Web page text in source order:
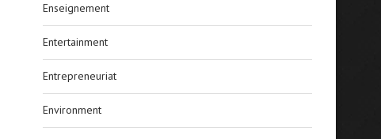
Enseignement
Entertainment
Entrepreneuriat
Environment